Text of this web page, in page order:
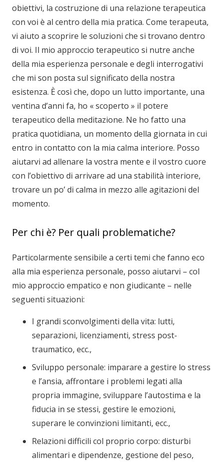
obiettivi, la costruzione di una relazione terapeutica
con voi è al centro della mia pratica. Come terapeuta,
vi aiuto a scoprire le soluzioni che si trovano dentro
di voi. Il mio approccio terapeutico si nutre anche
della mia esperienza personale e degli interrogativi
che mi son posta sul significato della nostra
esistenza. È così che, dopo un lutto importante, una
ventina d’anni fa, ho « scoperto » il potere
terapeutico della meditazione. Ne ho fatto una
pratica quotidiana, un momento della giornata in cui
entro in contatto con la mia calma interiore. Posso
aiutarvi ad allenare la vostra mente e il vostro cuore
con l’obiettivo di arrivare ad una stabilità interiore,
trovare un po’ di calma in mezzo alle agitazioni del
momento.
Per chi è? Per quali problematiche?
Particolarmente sensibile a certi temi che fanno eco
alla mia esperienza personale, posso aiutarvi – col
mio approccio empatico e non giudicante – nelle
seguenti situazioni:
I grandi sconvolgimenti della vita: lutti,
separazioni, licenziamenti, stress post-
traumatico, ecc.,
Sviluppo personale: imparare a gestire lo stress
e l’ansia, affrontare i problemi legati alla
propria immagine, sviluppare l’autostima e la
fiducia in se stessi, gestire le emozioni,
superare le convinzioni limitanti, ecc.,
Relazioni difficili col proprio corpo: disturbi
alimentari e dipendenze, gestione del peso,